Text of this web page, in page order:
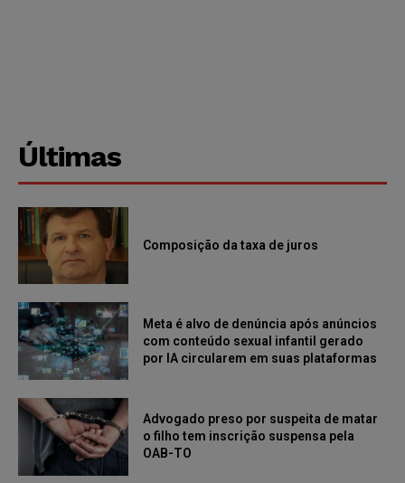
Últimas
Composição da taxa de juros
Meta é alvo de denúncia após anúncios
com conteúdo sexual infantil gerado
por IA circularem em suas plataformas
Advogado preso por suspeita de matar
o filho tem inscrição suspensa pela
OAB-TO